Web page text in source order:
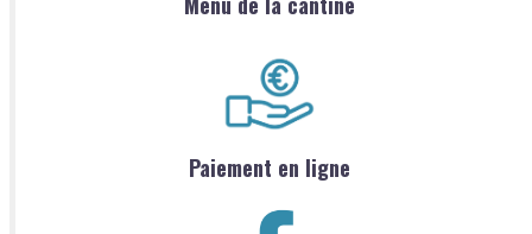
Paiement en ligne